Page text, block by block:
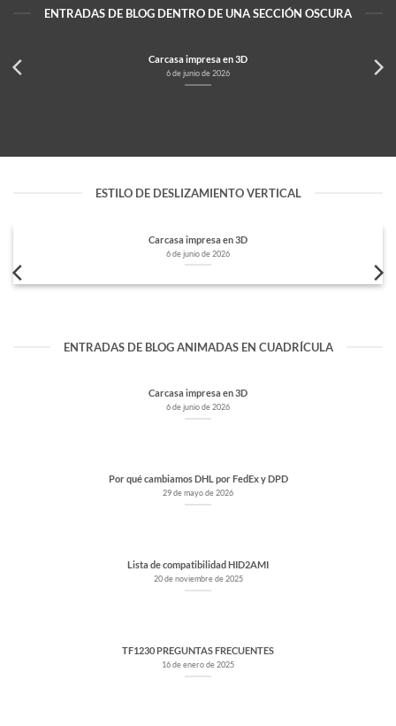
ENTRADAS DE BLOG DENTRO DE UNA SECCIÓN OSCURA
Carcasa impresa en 3D
6 de junio de 2026
ESTILO DE DESLIZAMIENTO VERTICAL
Carcasa impresa en 3D
6 de junio de 2026
ENTRADAS DE BLOG ANIMADAS EN CUADRÍCULA
Carcasa impresa en 3D
6 de junio de 2026
Por qué cambiamos DHL por FedEx y DPD
29 de mayo de 2026
Lista de compatibilidad HID2AMI
20 de noviembre de 2025
TF1230 PREGUNTAS FRECUENTES
16 de enero de 2025